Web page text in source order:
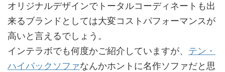
オリジナルデザインでトータルコーディネートも出
来るブランドとしては大変コストパフォーマンスが
高いと言えるでしょう。
インテラボでも何度かご紹介していますが、 テン・
ハイバックソファなんかホントに名作ソファだと思